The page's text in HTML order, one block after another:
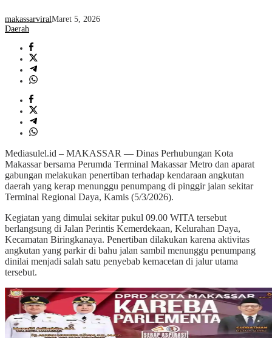
makassarviralMaret 5, 2026
Daerah
Mediasulel.id – MAKASSAR — Dinas Perhubungan Kota
Makassar bersama Perumda Terminal Makassar Metro dan aparat
gabungan melakukan penertiban terhadap kendaraan angkutan
daerah yang kerap menunggu penumpang di pinggir jalan sekitar
Terminal Regional Daya, Kamis (5/3/2026).
Kegiatan yang dimulai sekitar pukul 09.00 WITA tersebut
berlangsung di Jalan Perintis Kemerdekaan, Kelurahan Daya,
Kecamatan Biringkanaya. Penertiban dilakukan karena aktivitas
angkutan yang parkir di bahu jalan sambil menunggu penumpang
dinilai menjadi salah satu penyebab kemacetan di jalur utama
tersebut.